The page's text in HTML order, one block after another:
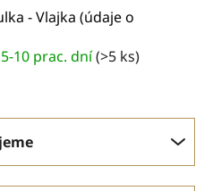
- Vlajka (údaje o
10 prac. dní(>5 ks)